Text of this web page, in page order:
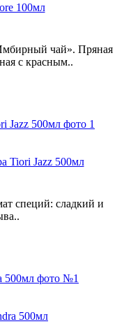
100мл
чай». Пряная
с красным..
Tiori Jazz 500мл
специй: сладкий и
500мл